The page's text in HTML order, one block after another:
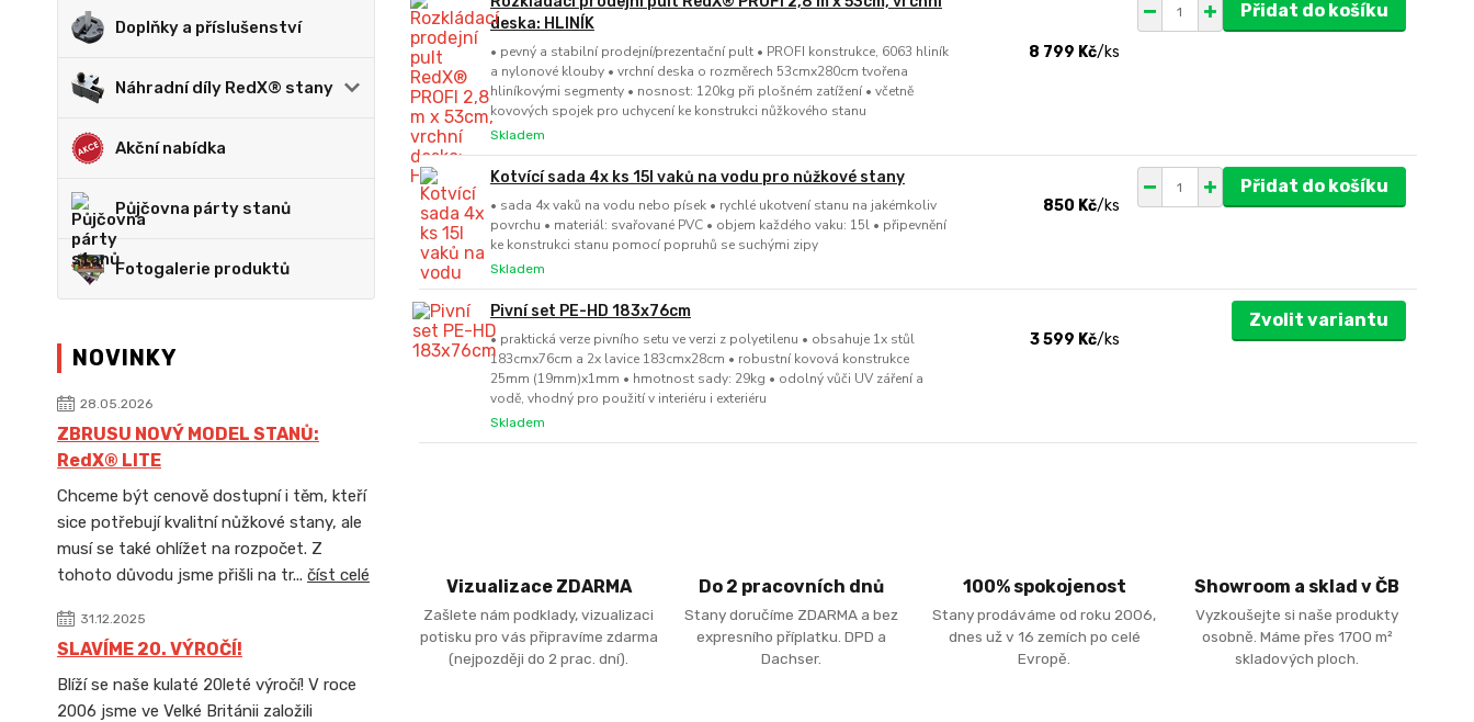
Doplňky a příslušenství
Náhradní díly RedX® stany
Akční nabídka
Půjčovna párty stanů
Fotogalerie produktů
NOVINKY
28.05.2026
ZBRUSU NOVÝ MODEL STANŮ:
RedX® LITE
Chceme být cenově dostupní i těm, kteří
sice potřebují kvalitní nůžkové stany, ale
musí se také ohlížet na rozpočet. Z
tohoto důvodu jsme přišli na tr... číst celé
31.12.2025
SLAVÍME 20. VÝROČÍ!
Blíží se naše kulaté 20leté výročí! V roce
2006 jsme ve Velké Británii založili
deska: HLINÍK
• pevný a stabilní prodejní/prezentační pult • PROFI konstrukce, 6063 hliník
a nylonové klouby • vrchní deska o rozměrech 53cmx280cm tvořena
hliníkovými segmenty • nosnost: 120kg při plošném zatížení • včetně
kovových spojek pro uchycení ke konstrukci nůžkového stanu
8 799 Kč/ks
Skladem
Přidat do košíku
Kotvící sada 4x ks 15l vaků na vodu pro nůžkové stany
• sada 4x vaků na vodu nebo písek • rychlé ukotvení stanu na jakémkoliv
povrchu • materiál: svařované PVC • objem každého vaku: 15l • připevnění
ke konstrukci stanu pomocí popruhů se suchými zipy
850 Kč/ks
Skladem
Přidat do košíku
Pivní set PE-HD 183x76cm
• praktická verze pivního setu ve verzi z polyetilenu • obsahuje 1x stůl
183cmx76cm a 2x lavice 183cmx28cm • robustní kovová konstrukce
25mm (19mm)x1mm • hmotnost sady: 29kg • odolný vůči UV záření a
vodě, vhodný pro použití v interiéru i exteriéru
3 599 Kč/ks
Skladem
Zvolit variantu
Vizualizace ZDARMA
Zašlete nám podklady, vizualizaci
potisku pro vás připravíme zdarma
(nejpozději do 2 prac. dní).
Do 2 pracovních dnů
Stany doručíme ZDARMA a bez
expresního příplatku. DPD a
Dachser.
100% spokojenost
Stany prodáváme od roku 2006,
dnes už v 16 zemích po celé
Evropě.
Showroom a sklad v ČB
Vyzkoušejte si naše produkty
osobně. Máme přes 1700 m²
skladových ploch.